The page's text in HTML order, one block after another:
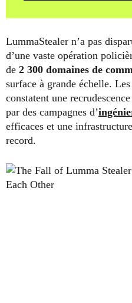
LummaStealer n’a pas
d’une vaste opération
de 2 300 domaines de
surface à grande échelle.
constatent une
par des campagnes d’
efficaces et une
record.